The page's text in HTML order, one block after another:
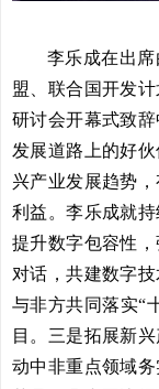
李乐成在出
盟、联合国开发
研讨会开幕式致
发展道路上的好
兴产业发展趋势
利益。李乐成就
提升数字包容性
对话，共建数字
与非方共同落实“
目。三是拓展新
动中非重点领域